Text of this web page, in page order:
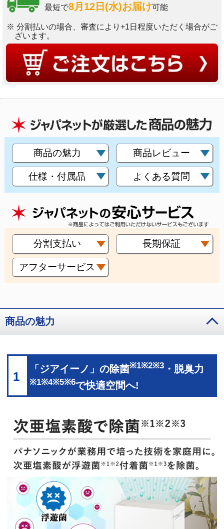
最短で8月12日(水)お届け可能
※ 分割払いの場合、審査により+1日程度いただく場合がご
ざいます。
商品の魅力 商品レビュー
仕様・付属品 よくある質問
分割支払い 長期保証
アフターサービス
商品の魅力
1
「ジアイーノ」の除菌※1※2※3 ・脱臭力
※1※4※5※6で快適空間へ!